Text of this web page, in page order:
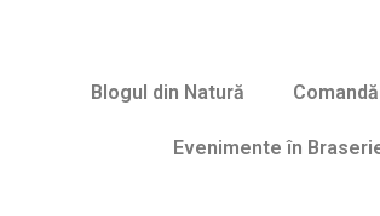
Blogul din Natură
Evenimente în